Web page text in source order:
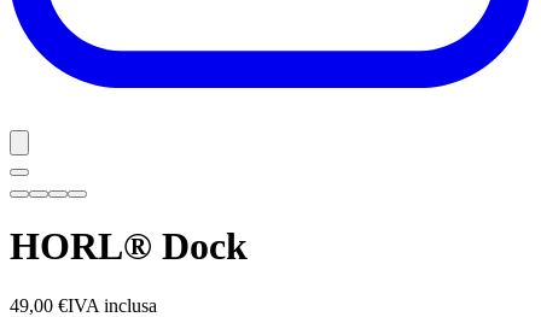
HORL® Dock
49,00 €IVA inclusa